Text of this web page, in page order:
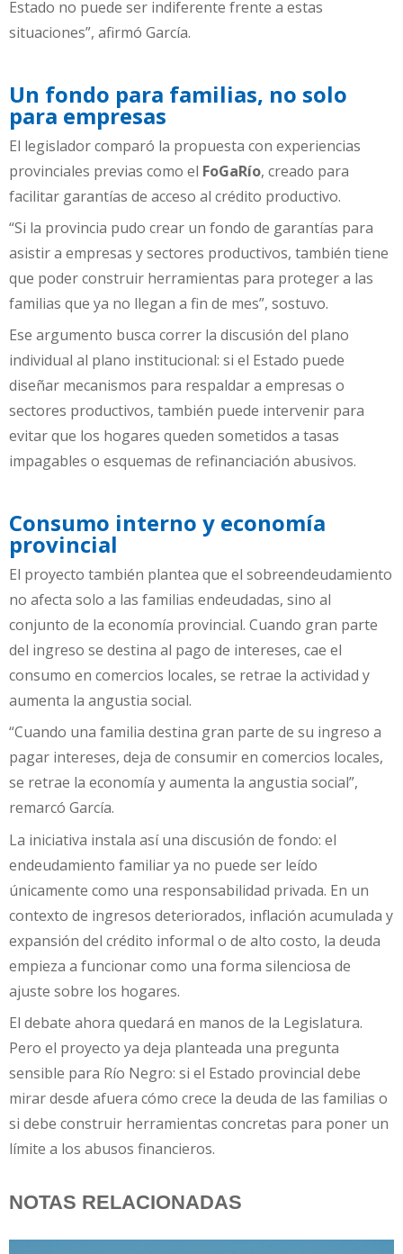
Estado no puede ser indiferente frente a estas
situaciones”, afirmó García.
Un fondo para familias, no solo
para empresas
El legislador comparó la propuesta con experiencias
provinciales previas como el FoGaRío, creado para
facilitar garantías de acceso al crédito productivo.
“Si la provincia pudo crear un fondo de garantías para
asistir a empresas y sectores productivos, también tiene
que poder construir herramientas para proteger a las
familias que ya no llegan a fin de mes”, sostuvo.
Ese argumento busca correr la discusión del plano
individual al plano institucional: si el Estado puede
diseñar mecanismos para respaldar a empresas o
sectores productivos, también puede intervenir para
evitar que los hogares queden sometidos a tasas
impagables o esquemas de refinanciación abusivos.
Consumo interno y economía
provincial
El proyecto también plantea que el sobreendeudamiento
no afecta solo a las familias endeudadas, sino al
conjunto de la economía provincial. Cuando gran parte
del ingreso se destina al pago de intereses, cae el
consumo en comercios locales, se retrae la actividad y
aumenta la angustia social.
“Cuando una familia destina gran parte de su ingreso a
pagar intereses, deja de consumir en comercios locales,
se retrae la economía y aumenta la angustia social”,
remarcó García.
La iniciativa instala así una discusión de fondo: el
endeudamiento familiar ya no puede ser leído
únicamente como una responsabilidad privada. En un
contexto de ingresos deteriorados, inflación acumulada y
expansión del crédito informal o de alto costo, la deuda
empieza a funcionar como una forma silenciosa de
ajuste sobre los hogares.
El debate ahora quedará en manos de la Legislatura.
Pero el proyecto ya deja planteada una pregunta
sensible para Río Negro: si el Estado provincial debe
mirar desde afuera cómo crece la deuda de las familias o
si debe construir herramientas concretas para poner un
límite a los abusos financieros.
NOTAS RELACIONADAS